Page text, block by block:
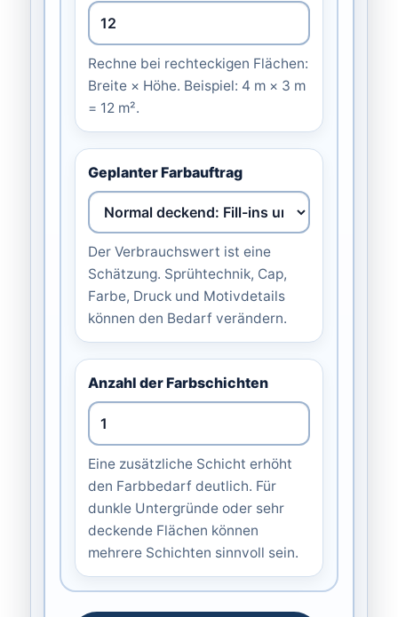
Rechne bei rechteckigen Flächen:
Breite × Höhe. Beispiel: 4 m × 3 m
= 12 m².
Geplanter Farbauftrag
Der Verbrauchswert ist eine
Schätzung. Sprühtechnik, Cap,
Farbe, Druck und Motivdetails
können den Bedarf verändern.
Anzahl der Farbschichten
Eine zusätzliche Schicht erhöht
den Farbbedarf deutlich. Für
dunkle Untergründe oder sehr
deckende Flächen können
mehrere Schichten sinnvoll sein.